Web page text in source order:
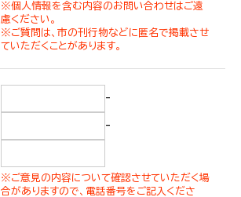
※個人情報を含む内容のお問い合わせはご遠
慮ください。
※ご質問は、市の刊行物などに匿名で掲載させ
ていただくことがあります。
-
-
※ご意見の内容について確認させていただく場
合がありますので、電話番号をご記入くださ